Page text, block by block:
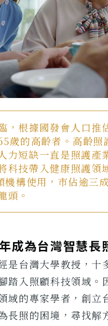
，根據國發會人口
歲的高齡者。高齡照
力短缺一直是照護產
科技帶入健康照護領
構使用，市佔逾三
頭。
成為台灣智慧長
是台灣大學教授，十
踏入照顧科技領域。
域的專家學者，創立
長照的困境，尋找解